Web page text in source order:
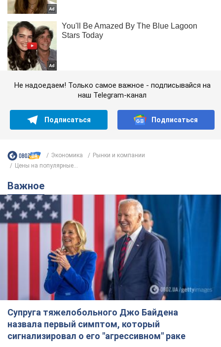
Не надоедаем! Только самое важное - подписывайся на
наш Telegram-канал
Подписаться Подписаться
Экономика
Рынки и компании
Цены на популярные...
Важное
Супруга тяжелобольного Джо Байдена
назвала первый симптом, который
сигнализировал о его "агрессивном" раке